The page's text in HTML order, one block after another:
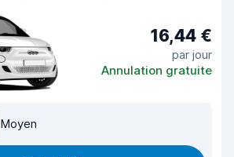
16,44 €
par jour
Annulation gratuite
Moyen